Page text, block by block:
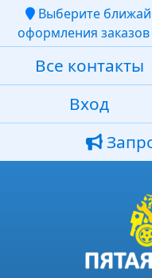
Выберите
оформления
Все контакты
Вход